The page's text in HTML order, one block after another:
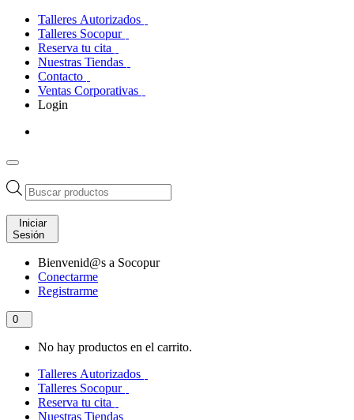
Talleres Autorizados
Talleres Socopur
Reserva tu cita
Nuestras Tiendas
Contacto
Ventas Corporativas
Login
Búsqueda
de
productos
Iniciar
Sesión
Bienvenid@s a Socopur
Conectarme
Registrarme
0
No hay productos en el carrito.
Talleres Autorizados
Talleres Socopur
Reserva tu cita
Nuestras Tiendas